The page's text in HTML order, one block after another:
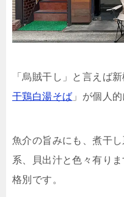
「烏賊干し」と言えば新
干鶏白湯そば 」が個人
魚介の旨みにも、煮干
系、貝出汁と色々有り
格別です。